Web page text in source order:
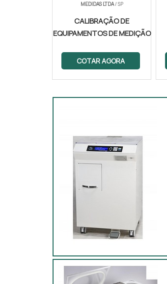
MEDIDAS LTDA/ SP
CALIBRAÇÃO DE
EQUIPAMENTOS DE MEDIÇÃO
COTAR AGORA